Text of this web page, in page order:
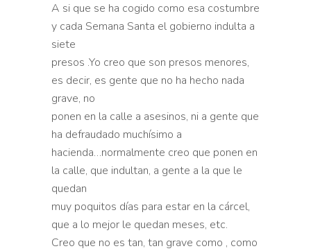
A si que se ha cogido como esa costumbre
y cada Semana Santa el gobierno indulta a
siete
presos .Yo creo que son presos menores,
es decir, es gente que no ha hecho nada
grave, no
ponen en la calle a asesinos, ni a gente que
ha defraudado muchísimo a
hacienda…normalmente creo que ponen en
la calle, que indultan, a gente a la que le
quedan
muy poquitos días para estar en la cárcel,
que a lo mejor le quedan meses, etc.
Creo que no es tan, tan grave como , como